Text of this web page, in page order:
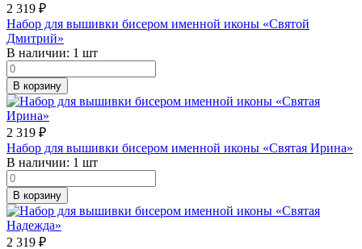
2 319 ₽
Набор для вышивки бисером именной иконы «Святой
Дмитрий»
В наличии: 1 шт
В корзину
2 319 ₽
Набор для вышивки бисером именной иконы «Святая Ирина»
В наличии: 1 шт
В корзину
2 319 ₽